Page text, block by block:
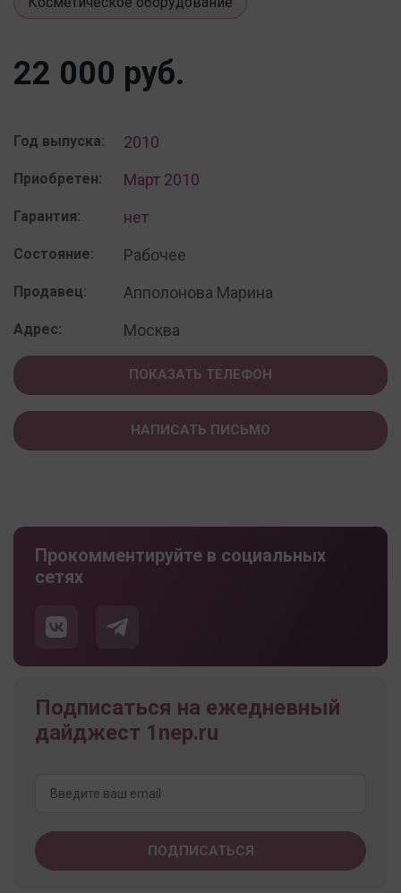
22 000 руб.
Год выпуска: 2010
Приобретен: Март 2010
Гарантия: нет
Состояние: Рабочее
Продавец: Апполонова Марина
Адрес: Москва
ПОКАЗАТЬ ТЕЛЕФОН
НАПИСАТЬ ПИСЬМО
Прокомментируйте в социальных
сетях
Подписаться на ежедневный
дайджест 1nep.ru